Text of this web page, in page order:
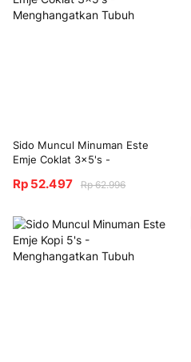
Sido Muncul Minuman Este
Emje Coklat 3x5's -
Rp 52.497 Rp 62.996